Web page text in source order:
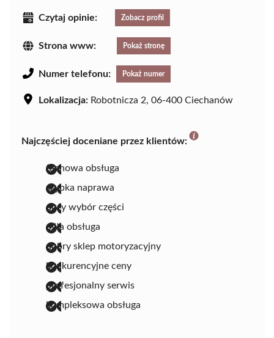
Czytaj opinie: Zobacz profil
Strona www: Pokaż stronę
Numer telefonu: Pokaż numer
Lokalizacja: Robotnicza 2, 06-400 Ciechanów
Najczęściej doceniane przez klientów:
fachowa obsługa
szybka naprawa
duży wybór części
miła obsługa
dobry sklep motoryzacyjny
konkurencyjne ceny
profesjonalny serwis
kompleksowa obsługa